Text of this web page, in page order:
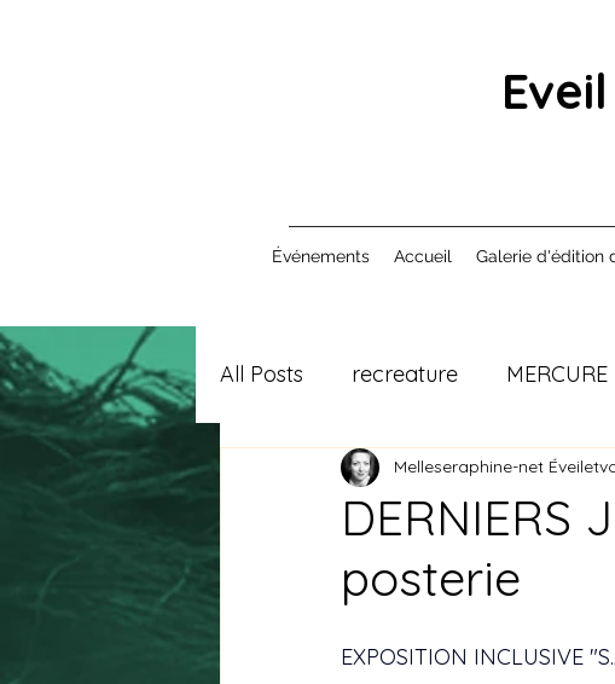
Événements Accueil Galerie d'édition
All Posts recreature MERCURE
DERNIERS
posterie
Melleseraphine-net
EXPOSITION INCLUSIVE